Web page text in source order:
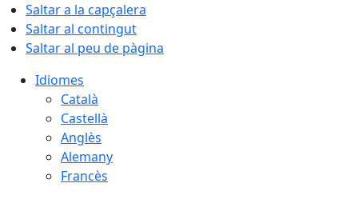
Saltar a la capçalera
Saltar al contingut
Saltar al peu de pàgina
Idiomes
Català
Castellà
Anglès
Alemany
Francès